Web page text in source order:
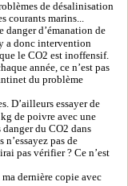
de désalinisation
courants marins...
d’émanation de
a donc intervention
le CO2 est inoffensif.
année, ce n’est pas
du problème
D’ailleurs essayer de
de poivre avec une
du CO2 dans
n’essayez pas de
pas vérifier ? Ce n’est
dernière copie avec